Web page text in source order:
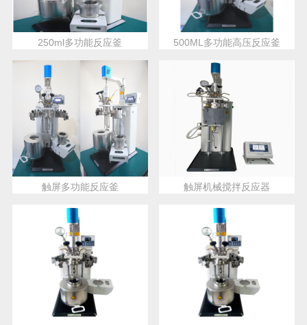
250ml多功能反应釜 500ML多功能高压反应釜
触屏多功能反应釜 触屏机械搅拌反应器